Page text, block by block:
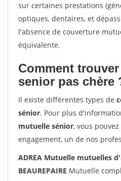
sur certaines prestations
optiques, dentaires, et
l'absence de couverture
équivalente.
Comment
senior pas chère
Il existe différentes types de
sénior. Pour plus
mutuelle sénior, vous
engagement, un de nos
ADREA Mutuelle mutuelles
BEAUREPAIRE Mutuelle